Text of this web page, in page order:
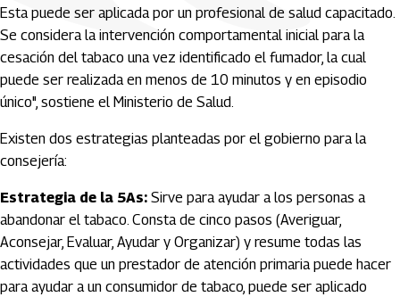
Esta puede ser aplicada por un profesional de salud capacitado.
Se considera la intervención comportamental inicial para la
cesación del tabaco una vez identificado el fumador, la cual
puede ser realizada en menos de 10 minutos y en episodio
único", sostiene el Ministerio de Salud.
Existen dos estrategias planteadas por el gobierno para la
consejería:
Estrategia de la 5As: Sirve para ayudar a los personas a
abandonar el tabaco. Consta de cinco pasos (Averiguar,
Aconsejar, Evaluar, Ayudar y Organizar) y resume todas las
actividades que un prestador de atención primaria puede hacer
para ayudar a un consumidor de tabaco, puede ser aplicado